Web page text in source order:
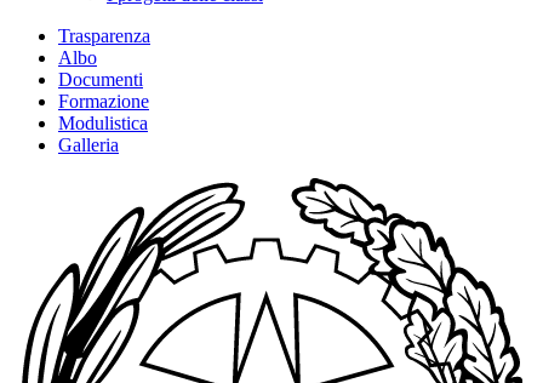
Trasparenza
Albo
Documenti
Formazione
Modulistica
Galleria